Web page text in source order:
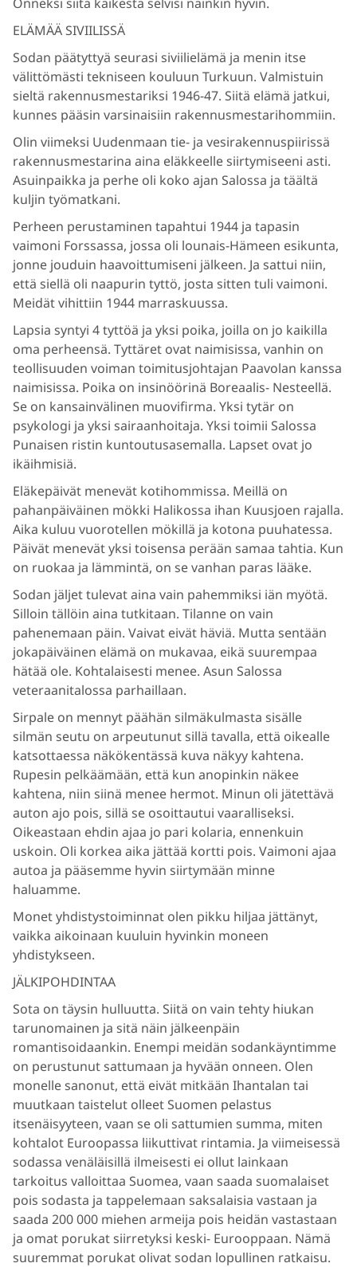
ELÄMÄÄ SIVIILISSÄ
Sodan päätyttyä seurasi siviilielämä ja menin itse
välittömästi tekniseen kouluun Turkuun. Valmistuin
sieltä rakennusmestariksi 1946-47. Siitä elämä jatkui,
kunnes pääsin varsinaisiin rakennusmestarihommiin.
Olin viimeksi Uudenmaan tie- ja vesirakennuspiirissä
rakennusmestarina aina eläkkeelle siirtymiseeni asti.
Asuinpaikka ja perhe oli koko ajan Salossa ja täältä
kuljin työmatkani.
Perheen perustaminen tapahtui 1944 ja tapasin
vaimoni Forssassa, jossa oli lounais-Hämeen esikunta,
jonne jouduin haavoittumiseni jälkeen. Ja sattui niin,
että siellä oli naapurin tyttö, josta sitten tuli vaimoni.
Meidät vihittiin 1944 marraskuussa.
Lapsia syntyi 4 tyttöä ja yksi poika, joilla on jo kaikilla
oma perheensä. Tyttäret ovat naimisissa, vanhin on
teollisuuden voiman toimitusjohtajan Paavolan kanssa
naimisissa. Poika on insinöörinä Boreaalis- Nesteellä.
Se on kansainvälinen muovifirma. Yksi tytär on
psykologi ja yksi sairaanhoitaja. Yksi toimii Salossa
Punaisen ristin kuntoutusasemalla. Lapset ovat jo
ikäihmisiä.
Eläkepäivät menevät kotihommissa. Meillä on
pahanpäiväinen mökki Halikossa ihan Kuusjoen rajalla.
Aika kuluu vuorotellen mökillä ja kotona puuhatessa.
Päivät menevät yksi toisensa perään samaa tahtia. Kun
on ruokaa ja lämmintä, on se vanhan paras lääke.
Sodan jäljet tulevat aina vain pahemmiksi iän myötä.
Silloin tällöin aina tutkitaan. Tilanne on vain
pahenemaan päin. Vaivat eivät häviä. Mutta sentään
jokapäiväinen elämä on mukavaa, eikä suurempaa
hätää ole. Kohtalaisesti menee. Asun Salossa
veteraanitalossa parhaillaan.
Sirpale on mennyt päähän silmäkulmasta sisälle
silmän seutu on arpeutunut sillä tavalla, että oikealle
katsottaessa näkökentässä kuva näkyy kahtena.
Rupesin pelkäämään, että kun anopinkin näkee
kahtena, niin siinä menee hermot. Minun oli jätettävä
auton ajo pois, sillä se osoittautui vaaralliseksi.
Oikeastaan ehdin ajaa jo pari kolaria, ennenkuin
uskoin. Oli korkea aika jättää kortti pois. Vaimoni ajaa
autoa ja pääsemme hyvin siirtymään minne
haluamme.
Monet yhdistystoiminnat olen pikku hiljaa jättänyt,
vaikka aikoinaan kuuluin hyvinkin moneen
yhdistykseen.
JÄLKIPOHDINTAA
Sota on täysin hulluutta. Siitä on vain tehty hiukan
tarunomainen ja sitä näin jälkeenpäin
romantisoidaankin. Enempi meidän sodankäyntimme
on perustunut sattumaan ja hyvään onneen. Olen
monelle sanonut, että eivät mitkään Ihantalan tai
muutkaan taistelut olleet Suomen pelastus
itsenäisyyteen, vaan se oli sattumien summa, miten
kohtalot Euroopassa liikuttivat rintamia. Ja viimeisessä
sodassa venäläisillä ilmeisesti ei ollut lainkaan
tarkoitus valloittaa Suomea, vaan saada suomalaiset
pois sodasta ja tappelemaan saksalaisia vastaan ja
saada 200 000 miehen armeija pois heidän vastastaan
ja omat porukat siirretyksi keski- Eurooppaan. Nämä
suuremmat porukat olivat sodan lopullinen ratkaisu.